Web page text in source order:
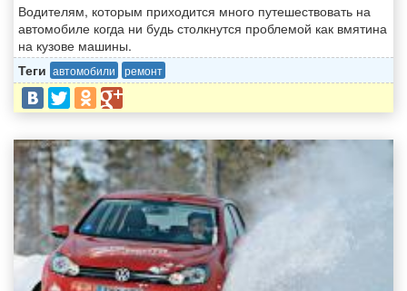
Водителям, которым приходится много путешествовать на
автомобиле когда ни будь столкнутся проблемой как вмятина
на кузове машины.
Теги автомобили ремонт